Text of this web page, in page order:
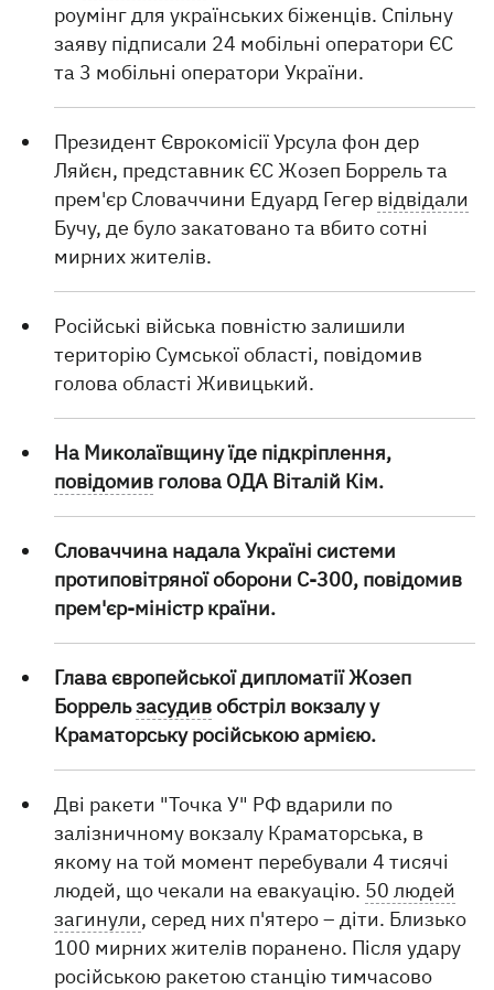
роумінг для українських біженців. Спільну
заяву підписали 24 мобільні оператори ЄС
та 3 мобільні оператори України.
Президент Єврокомісії Урсула фон дер
Ляйєн, представник ЄС Жозеп Боррель та
прем'єр Словаччини Едуард Гегер відвідали
Бучу, де було закатовано та вбито сотні
мирних жителів.
Російські війська повністю залишили
територію Сумської області, повідомив
голова області Живицький.
На Миколаївщину їде підкріплення,
повідомив голова ОДА Віталій Кім.
Словаччина надала Україні системи
протиповітряної оборони С-300, повідомив
прем'єр-міністр країни.
Глава європейської дипломатії Жозеп
Боррельзасудивобстріл вокзалу у
Краматорську російською армією.
Дві ракети "Точка У" РФ вдарили по
залізничному вокзалу Краматорська, в
якому на той момент перебували 4 тисячі
людей, що чекали на евакуацію. 50 людей
загинули, серед них п'ятеро – діти. Близько
100 мирних жителів поранено. Після удару
російською ракетою станцію тимчасово